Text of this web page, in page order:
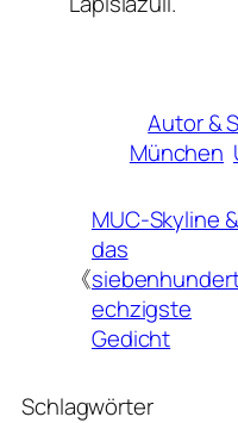
Autor &
München
《
MUC-Skyline &
das
echzigste
Gedicht
Schlagwörter